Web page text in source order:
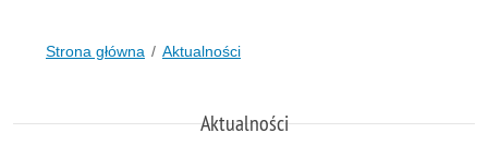
Strona główna Aktualności
Aktualności